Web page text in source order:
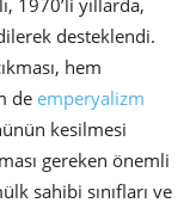
1970’li yıllarda,
desteklendi.
hem
de emperyalizm
kesilmesi
gereken önemli
sahibi sınıfları ve